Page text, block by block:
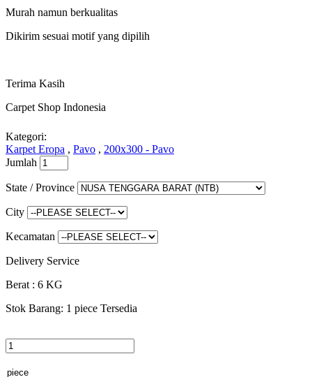
Murah namun berkualitas
Dikirim sesuai motif yang dipilih
Terima Kasih
Carpet Shop Indonesia
Kategori:
Karpet Eropa , Pavo , 200x300 - Pavo
Jumlah
State / Province
City
Kecamatan
Delivery Service
Berat : 6 KG
Stok Barang: 1 piece Tersedia